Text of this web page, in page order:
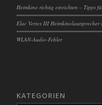
Heimkino richtig einrichten – Tipps
Elac Vertex III Heimkinolautsprecher
WLAN-Audio-Fehler
KATEGORIEN